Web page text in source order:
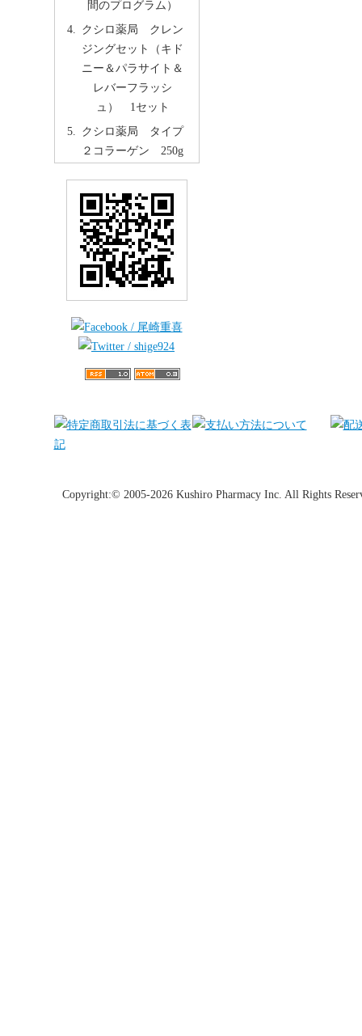
間のプログラム）
クシロ薬局 クレン
ジングセット（キド
ニー＆パラサイト＆
レバーフラッシ
ュ） 1セット
クシロ薬局 タイプ
２コラーゲン 250g
Copyright:© 2005-2026 Kushiro Pharmacy Inc. All Rights